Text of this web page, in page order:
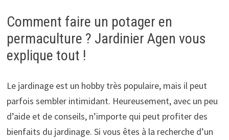
Comment faire un potager en
permaculture ? Jardinier Agen vous
explique tout !
Le jardinage est un hobby très populaire, mais il peut
parfois sembler intimidant. Heureusement, avec un peu
d’aide et de conseils, n’importe qui peut profiter des
bienfaits du jardinage. Si vous êtes à la recherche d’un